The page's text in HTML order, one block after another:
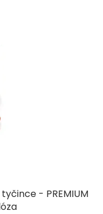
- PREMIUM